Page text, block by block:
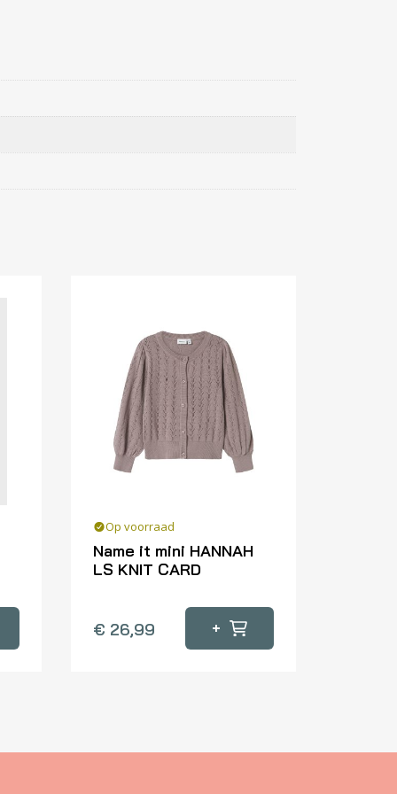
Op voorraad
Name it mini HANNAH
LS KNIT CARD
€ 26,99 +
product
kan